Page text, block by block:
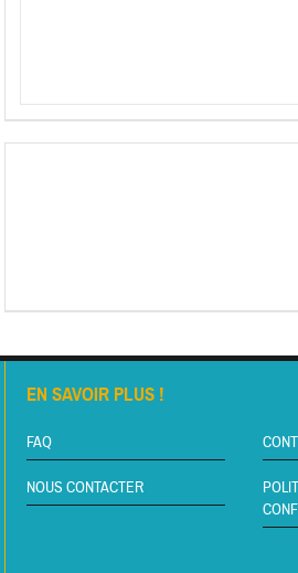
EN SAVOIR PLUS !
FAQ
NOUS CONTACTER